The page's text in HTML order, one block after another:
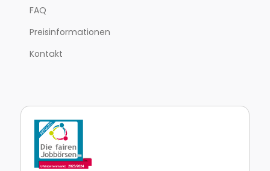
FAQ
Preisinformationen
Kontakt